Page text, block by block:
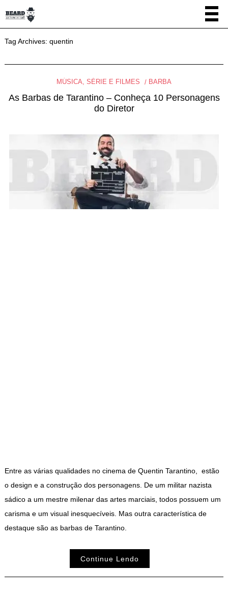
Tag Archives: quentin
MÚSICA, SÉRIE E FILMES BARBA
As Barbas de Tarantino – Conheça 10 Personagens
do Diretor
Entre as várias qualidades no cinema de Quentin Tarantino, estão
o design e a construção dos personagens. De um militar nazista
sádico a um mestre milenar das artes marciais, todos possuem um
carisma e um visual inesquecíveis. Mas outra característica de
destaque são as barbas de Tarantino.
Continue Lendo